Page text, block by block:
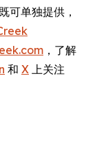
可单独提供，
，了解
和 X 上关注